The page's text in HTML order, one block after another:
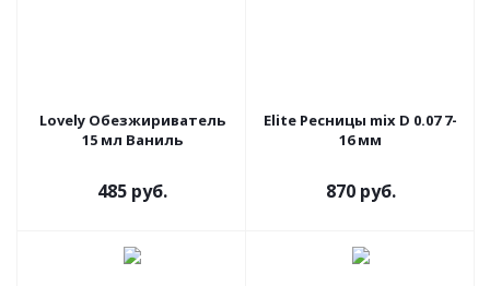
Lovely Обезжириватель
15 мл Ваниль
485 руб.
Elite Ресницы mix D 0.07 7-
16 мм
870 руб.